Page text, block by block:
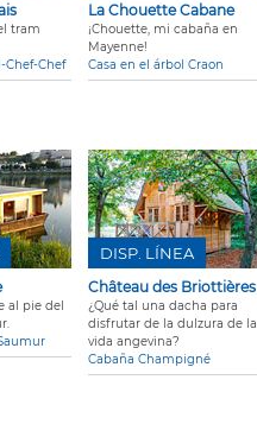
tram
Chef-Chef
La Chouette Cabane
¡Chouette, mi cabaña en
Mayenne!
Casa en el árbol Craon
al pie del
Château des Briottières
¿Qué tal una dacha para
disfrutar de la dulzura de la
vida angevina?
Cabaña Champigné
DISP. LÍNEA